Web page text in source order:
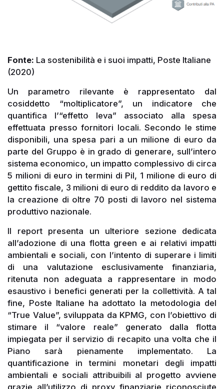
Fonte: La sostenibilità e i suoi impatti, Poste Italiane
(2020)
Un parametro rilevante è rappresentato dal
cosiddetto “moltiplicatore”, un indicatore che
quantifica l’“effetto leva” associato alla spesa
effettuata presso fornitori locali. Secondo le stime
disponibili, una spesa pari a un milione di euro da
parte del Gruppo è in grado di generare, sull’intero
sistema economico, un impatto complessivo di circa
5 milioni di euro in termini di Pil, 1 milione di euro di
gettito fiscale, 3 milioni di euro di reddito da lavoro e
la creazione di oltre 70 posti di lavoro nel sistema
produttivo nazionale.
Il report presenta un ulteriore sezione dedicata
all’adozione di una flotta green e ai relativi impatti
ambientali e sociali, con l’intento di superare i limiti
di una valutazione esclusivamente finanziaria,
ritenuta non adeguata a rappresentare in modo
esaustivo i benefici generati per la collettività. A tal
fine, Poste Italiane ha adottato la metodologia del
“True Value”, sviluppata da KPMG, con l’obiettivo di
stimare il “valore reale” generato dalla flotta
impiegata per il servizio di recapito una volta che il
Piano sarà pienamente implementato. La
quantificazione in termini monetari degli impatti
ambientali e sociali attribuibili al progetto avviene
grazie all’utilizzo di proxy finanziarie riconosciute